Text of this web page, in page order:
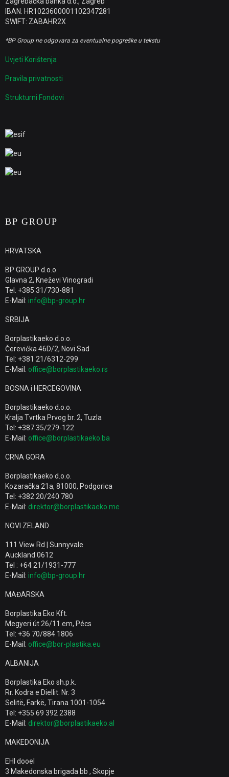
IBAN: HR1023600001102347281
SWIFT: ZABAHR2X
*BP Group ne odgovara za eventualne pogreške u tekstu
Uvjeti Korištenja
Pravila privatnosti
Strukturni Fondovi
BP GROUP
HRVATSKA
BP GROUP d.o.o.
Glavna 2, Kneževi Vinogradi
Tel: +385 31/730-881
E-Mail: info@bp-group.hr
SRBIJA
Borplastikaeko d.o.o.
Čerevićka 46D/2, Novi Sad
Tel: +381 21/6312-299
E-Mail: office@borplastikaeko.rs
BOSNA i HERCEGOVINA
Borplastikaeko d.o.o.
Kralja Tvrtka Prvog br. 2, Tuzla
Tel: +387 35/279-122
E-Mail: office@borplastikaeko.ba
CRNA GORA
Borplastikaeko d.o.o.
Kozaračka 21a, 81000, Podgorica
Tel: +382 20/240 780
E-Mail: direktor@borplastikaeko.me
NOVI ZELAND
111 View Rd | Sunnyvale
Auckland 0612
Tel : +64 21/1931-777
E-Mail: info@bp-group.hr
MAĐARSKA
Borplastika Eko Kft.
Megyeri út 26/11.em, Pécs
Tel: +36 70/884 1806
E-Mail: office@bor-plastika.eu
ALBANIJA
Borplastika Eko sh.p.k.
Rr. Kodra e Diellit. Nr. 3
Selitë, Farkë, Tirana 1001-1054
Tel: +355 69 392 2388
E-Mail: direktor@borplastikaeko.al
MAKEDONIJA
EHI dooel
3 Makedonska brigada bb , Skopje